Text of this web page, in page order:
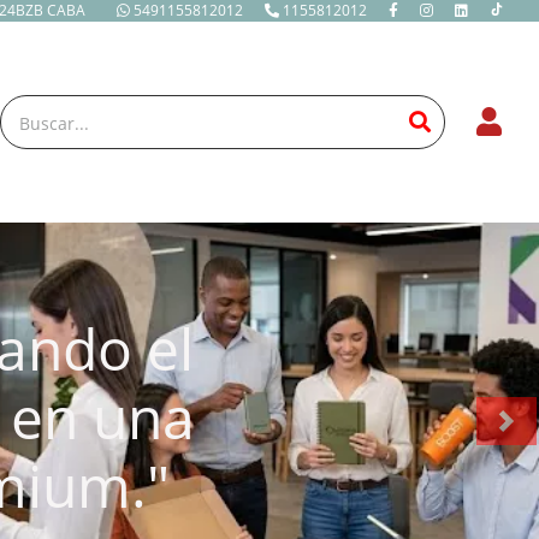
CABA 5491155812012 1155812012
el
una